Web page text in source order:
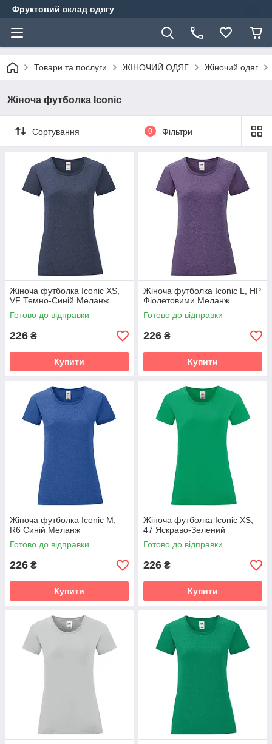
Фруктовий склад одягу
Товари та послуги ЖІНОЧИЙ ОДЯГ Жіночий одяг
Жіноча футболка Iconic
Сортування 0 Фільтри
Жіноча футболка Iconic XS,
VF Темно-Синій Меланж
Готово до відправки
226 ₴
Купити
Жіноча футболка Iconic L, HP
Фіолетовими Меланж
Готово до відправки
226 ₴
Купити
Жіноча футболка Iconic M,
R6 Синій Меланж
Готово до відправки
226 ₴
Купити
Жіноча футболка Iconic XS,
47 Яскраво-Зелений
Готово до відправки
226 ₴
Купити